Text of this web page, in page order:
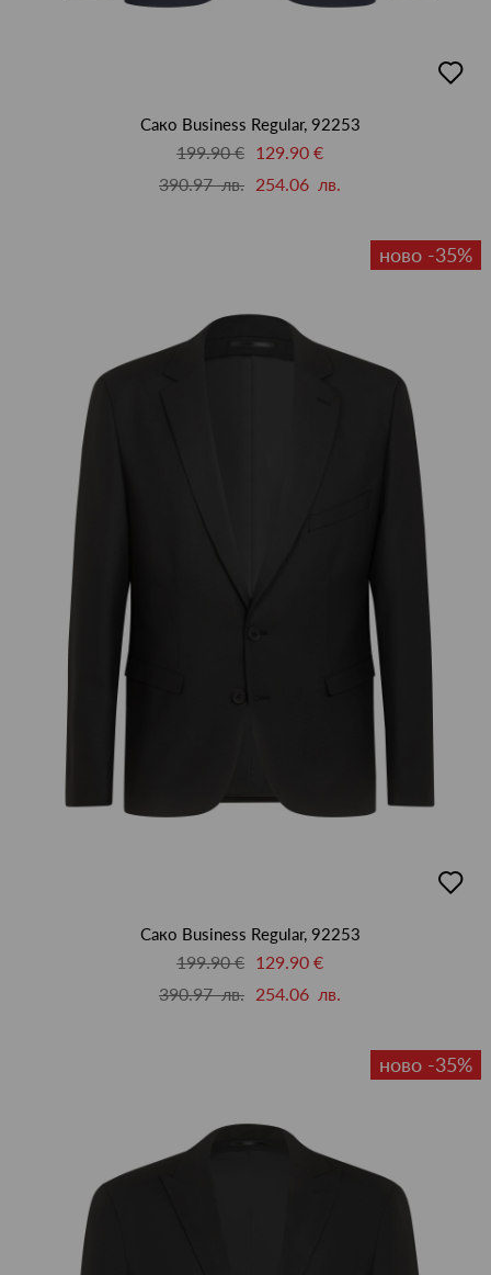
в
Сако Business Regular, 92253
199.90 € 129.90 €
390.97 лв. 254.06 лв.
ново -35%
в
Сако Business Regular, 92253
199.90 € 129.90 €
390.97 лв. 254.06 лв.
ново -35%